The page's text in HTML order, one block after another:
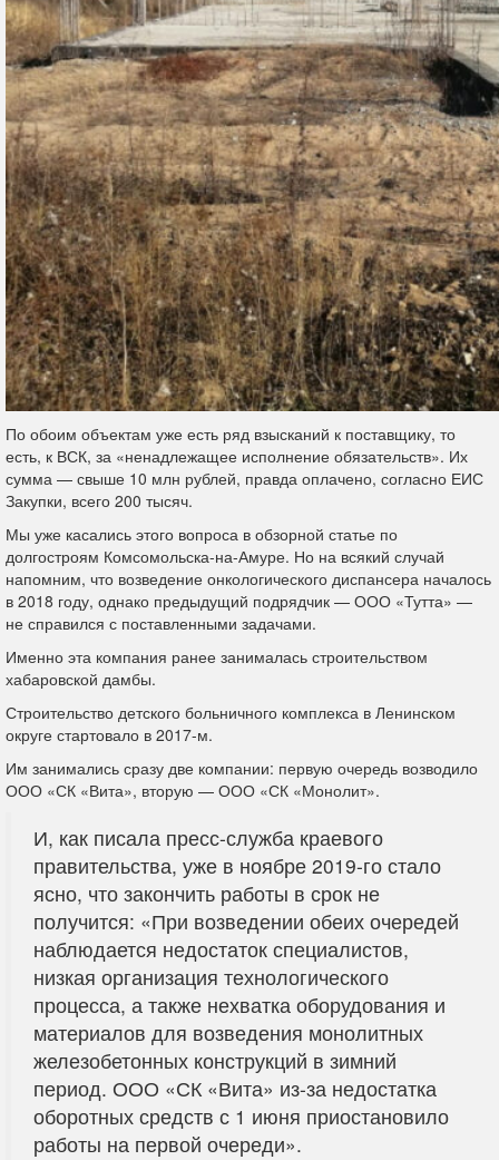
По обоим объектам уже есть ряд взысканий к поставщику, то
есть, к ВСК, за «ненадлежащее исполнение обязательств». Их
сумма — свыше 10 млн рублей, правда оплачено, согласно ЕИС
Закупки, всего 200 тысяч.
Мы уже касались этого вопроса в обзорной статье по
долгостроям Комсомольска-на-Амуре. Но на всякий случай
напомним, что возведение онкологического диспансера началось
в 2018 году, однако предыдущий подрядчик — ООО «Тутта» —
не справился с поставленными задачами.
Именно эта компания ранее занималась строительством
хабаровской дамбы.
Строительство детского больничного комплекса в Ленинском
округе стартовало в 2017-м.
Им занимались сразу две компании: первую очередь возводило
ООО «СК «Вита», вторую — ООО «СК «Монолит».
И, как писала пресс-служба краевого
правительства, уже в ноябре 2019-го стало
ясно, что закончить работы в срок не
получится: «При возведении обеих очередей
наблюдается недостаток специалистов,
низкая организация технологического
процесса, а также нехватка оборудования и
материалов для возведения монолитных
железобетонных конструкций в зимний
период. ООО «СК «Вита» из-за недостатка
оборотных средств с 1 июня приостановило
работы на первой очереди».